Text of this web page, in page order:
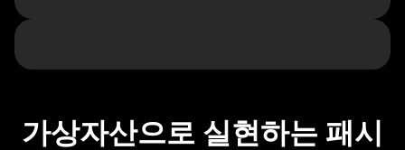
가상자산으로 실현하는 패시